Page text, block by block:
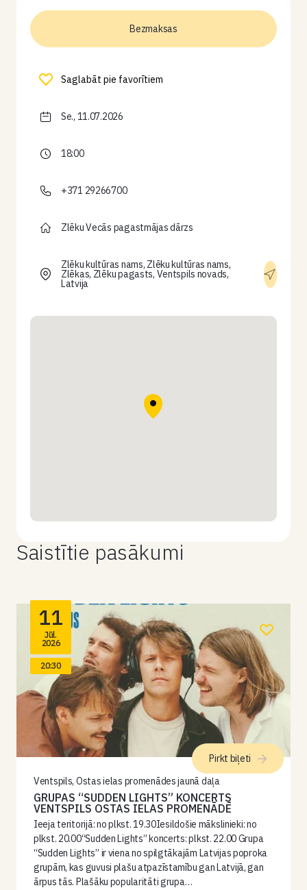
Bezmaksas
Saglabāt pie favorītiem
Se., 11.07.2026
18:00
+371 29266700
Zlēku Vecās pagastmājas dārzs
Zlēku kultūras nams, Zlēku kultūras nams,
Zlēkas, Zlēku pagasts, Ventspils novads,
Latvija
Saistītie pasākumi
11
Jūl.
2026
20:30
Ventspils, Ostas ielas promenādes jaunā daļa
GRUPAS “SUDDEN LIGHTS” KONCERTS
VENTSPILS OSTAS IELAS PROMENĀDĒ
Ieeja teritorijā: no plkst. 19.30Iesildošie mākslinieki: no
plkst. 20.00“Sudden Lights” koncerts: plkst. 22.00 Grupa
“Sudden Lights” ir viena no spilgtākajām Latvijas poproka
grupām, kas guvusi plašu atpazīstamību gan Latvijā, gan
ārpus tās. Plašāku popularitāti grupa…
Pirkt biļeti